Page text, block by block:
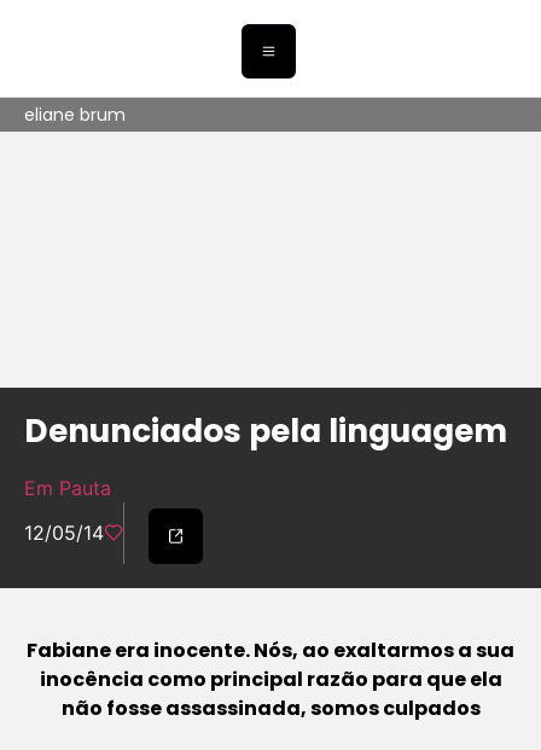
eliane brum
Denunciados pela linguagem
Em Pauta
12/05/14
Fabiane era inocente. Nós, ao exaltarmos a sua
inocência como principal razão para que ela
não fosse assassinada, somos culpados